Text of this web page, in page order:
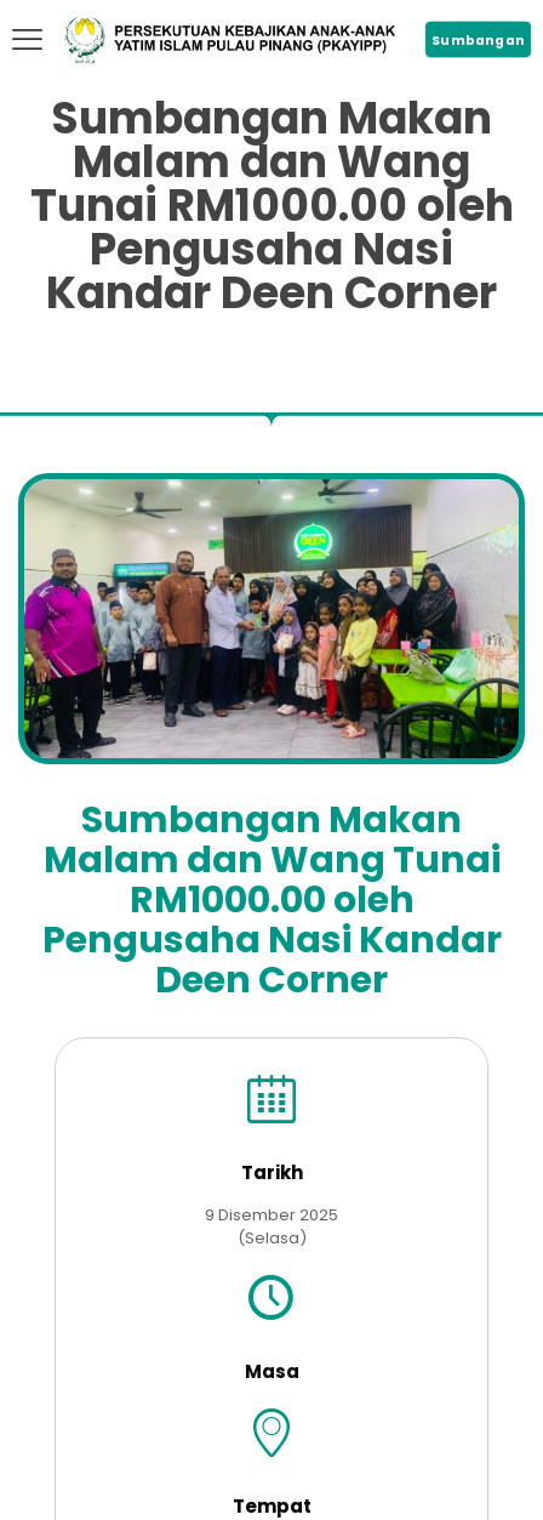
Sumbangan
Sumbangan Makan
Malam dan Wang
Tunai RM1000.00 oleh
Pengusaha Nasi
Kandar Deen Corner
Sumbangan Makan
Malam dan Wang Tunai
RM1000.00 oleh
Pengusaha Nasi Kandar
Deen Corner
Tarikh
9 Disember 2025
(Selasa)
Masa
Tempat